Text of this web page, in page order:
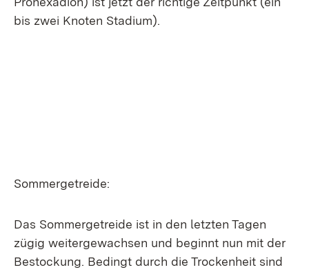
bis zwei Knoten Stadium).
Sommergetreide:
Das Sommergetreide ist in den letzten Tagen
zügig weitergewachsen und beginnt nun mit der
Bestockung. Bedingt durch die Trockenheit sind